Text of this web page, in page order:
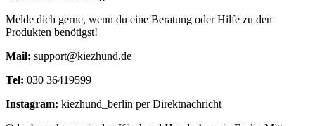
Melde dich gerne, wenn du eine Beratung oder Hilfe zu den
Produkten benötigst!
Mail: support@kiezhund.de
Tel: 030 36419599
Instagram: kiezhund_berlin per Direktnachricht